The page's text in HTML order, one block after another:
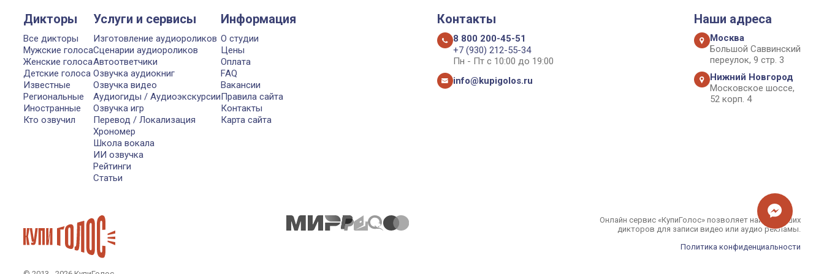
Дикторы
Все дикторы
Мужские голоса
Женские голоса
Детские голоса
Известные
Региональные
Иностранные
Кто озвучил
Услуги и сервисы
Изготовление аудиороликов
Сценарии аудиороликов
Автоответчики
Озвучка аудиокниг
Озвучка видео
Аудиогиды / Аудиоэкскурсии
Озвучка игр
Перевод / Локализация
Хрономер
Школа вокала
ИИ озвучка
Рейтинги
Статьи
Информация
О студии
Цены
Оплата
FAQ
Вакансии
Правила сайта
Контакты
Карта сайта
Контакты
8 800 200-45-51
+7 (930) 212-55-34
Пн - Пт с 10:00 до 19:00
info@kupigolos.ru
Наши адреса
Москва
Большой Саввинский
переулок, 9 стр. 3
Нижний Новгород
Московское шоссе,
52 корп. 4
Онлайн сервис «КупиГолос» позволяет найти лучших
дикторов для записи видео или аудио рекламы.
Политика конфиденциальности